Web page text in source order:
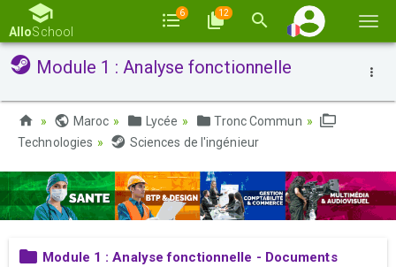
la
AlloSchool
6 12
Module 1 : Analyse fonctionnelle
Maroc Lycée
Tronc Commun
Technologies
Sciences de l'ingénieur
Module 1 : Analyse fonctionnelle - Documents